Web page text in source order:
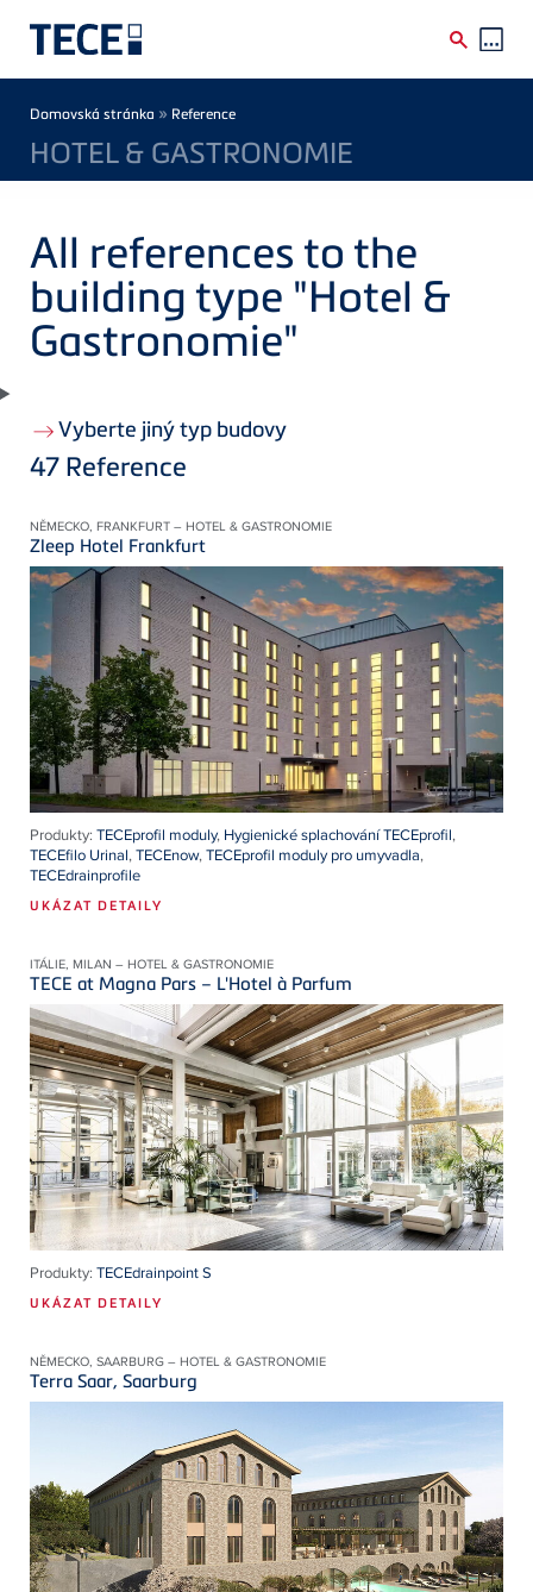
Breadcrumb
Domovská stránka » Reference
HOTEL & GASTRONOMIE
All references to the
building type "Hotel &
Gastronomie"
Vyberte jiný typ budovy
47 Reference
NĚMECKO, FRANKFURT – HOTEL & GASTRONOMIE
Zleep Hotel Frankfurt
Produkty: TECEprofil moduly, Hygienické splachování TECEprofil,
TECEfilo Urinal,TECEnow,TECEprofil moduly pro umyvadla,
TECEdrainprofile
UKÁZAT DETAILY
ITÁLIE, MILAN – HOTEL & GASTRONOMIE
TECE at Magna Pars – L'Hotel à Parfum
Produkty: TECEdrainpoint S
UKÁZAT DETAILY
NĚMECKO, SAARBURG – HOTEL & GASTRONOMIE
Terra Saar, Saarburg